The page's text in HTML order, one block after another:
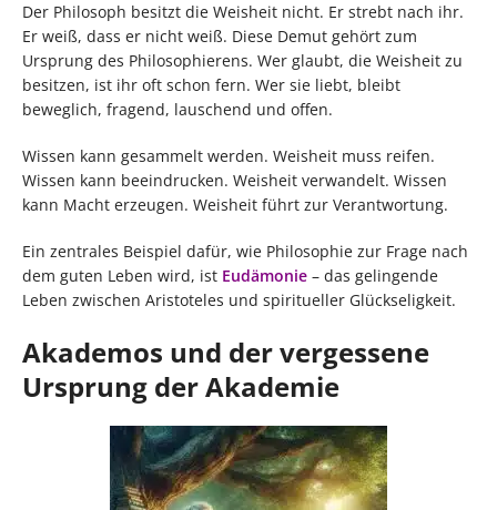
Der Philosoph besitzt die Weisheit nicht. Er strebt nach ihr.
Er weiß, dass er nicht weiß. Diese Demut gehört zum
Ursprung des Philosophierens. Wer glaubt, die Weisheit zu
besitzen, ist ihr oft schon fern. Wer sie liebt, bleibt
beweglich, fragend, lauschend und offen.
Wissen kann gesammelt werden. Weisheit muss reifen.
Wissen kann beeindrucken. Weisheit verwandelt. Wissen
kann Macht erzeugen. Weisheit führt zur Verantwortung.
Ein zentrales Beispiel dafür, wie Philosophie zur Frage nach
dem guten Leben wird, ist Eudämonie – das gelingende
Leben zwischen Aristoteles und spiritueller Glückseligkeit.
Akademos und der vergessene
Ursprung der Akademie